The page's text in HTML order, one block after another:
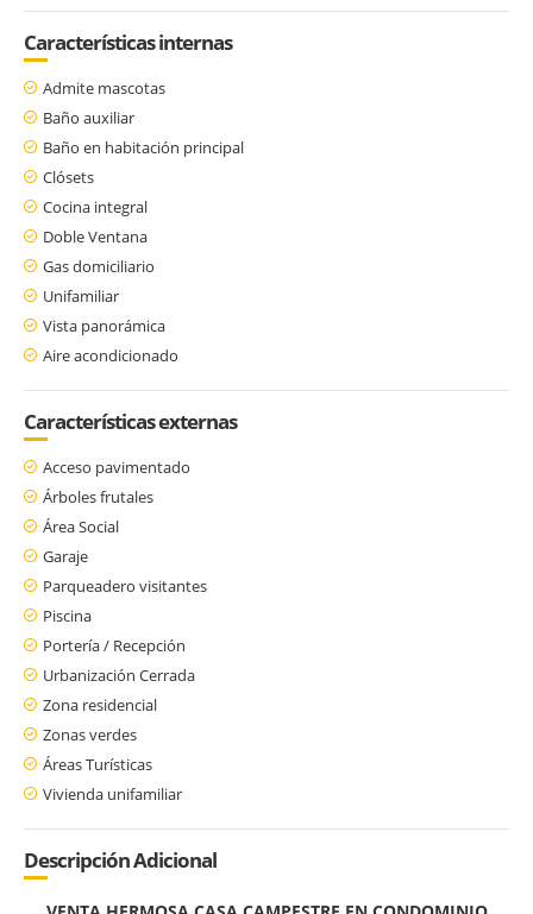
Características internas
Admite mascotas
Baño auxiliar
Baño en habitación principal
Clósets
Cocina integral
Doble Ventana
Gas domiciliario
Unifamiliar
Vista panorámica
Aire acondicionado
Características externas
Acceso pavimentado
Árboles frutales
Área Social
Garaje
Parqueadero visitantes
Piscina
Portería / Recepción
Urbanización Cerrada
Zona residencial
Zonas verdes
Áreas Turísticas
Vivienda unifamiliar
Descripción Adicional